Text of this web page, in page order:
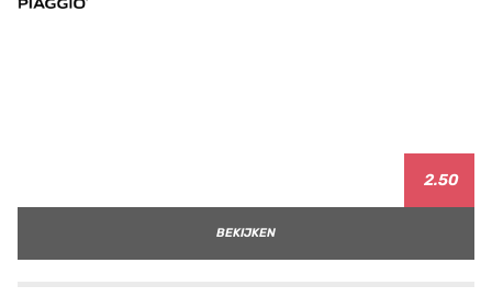
2.50
BEKIJKEN